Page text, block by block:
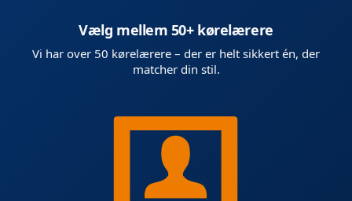
Vælg mellem 50+ kørelærere
Vi har over 50 kørelærere – der er helt sikkert én, der
matcher din stil.